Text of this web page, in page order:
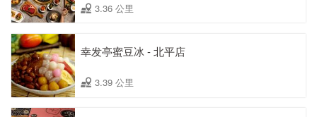
3.36 公里
幸发亭蜜豆冰 - 北平店
3.39 公里